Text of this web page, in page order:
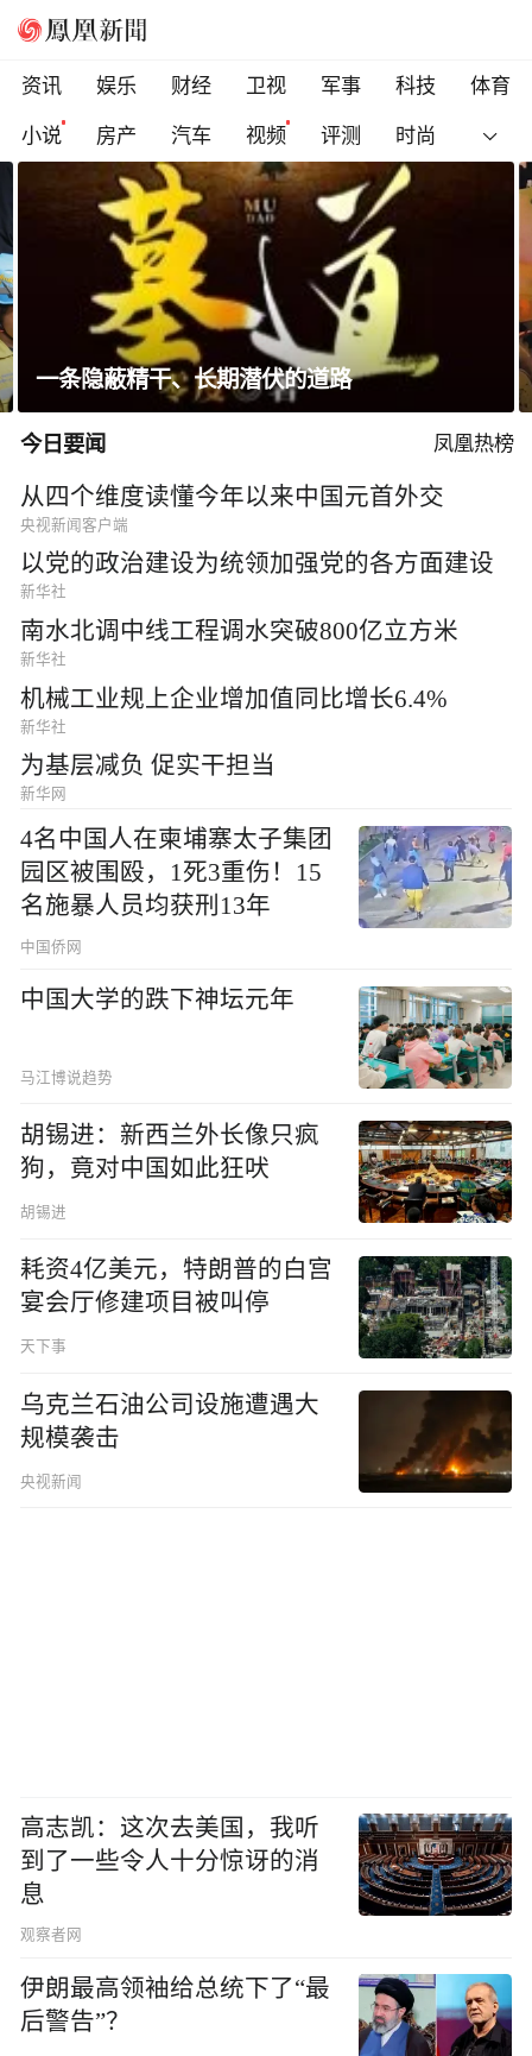
资讯 娱乐 财经 卫视 军事 科技
体育
小说
房产 汽车 视频 评测 时尚
赖清德逃跑演练有美方人员参与
今日要闻 凤凰热榜
从四个维度读懂今年以来中国元首外交
央视新闻客户端
以党的政治建设为统领加强党的各方面建设
新华社
南水北调中线工程调水突破800亿立方米
新华社
机械工业规上企业增加值同比增长6.4%
新华社
为基层减负 促实干担当
新华网
4名中国人在柬埔寨太子集团
园区被围殴，1死3重伤！15
名施暴人员均获刑13年
中国侨网
中国大学的跌下神坛元年
马江博说趋势
胡锡进：新西兰外长像只疯
狗，竟对中国如此狂吠
胡锡进
耗资4亿美元，特朗普的白宫
宴会厅修建项目被叫停
天下事
乌克兰石油公司设施遭遇大
规模袭击
央视新闻
高志凯：这次去美国，我听
到了一些令人十分惊讶的消
息
观察者网
伊朗最高领袖给总统下了“最
后警告”？